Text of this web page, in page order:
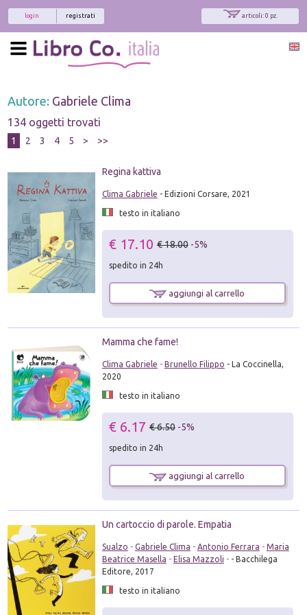
articoli: 0 pz.
registrati
login
Autore: Gabriele Clima
134 oggetti trovati
1 2 3 4 5 > >>
Regina kattiva
Clima Gabriele - Edizioni Corsare, 2021
testo in italiano
€ 17.10 € 18.00 -5%
spedito in 24h
aggiungi al carrello
Mamma che fame!
Clima Gabriele - Brunello Filippo - La Coccinella,
2020
testo in italiano
€ 6.17 € 6.50 -5%
spedito in 24h
aggiungi al carrello
Un cartoccio di parole. Empatia
Sualzo - Gabriele Clima - Antonio Ferrara - Maria
Beatrice Masella - Elisa Mazzoli - - Bacchilega
Editore, 2017
testo in italiano